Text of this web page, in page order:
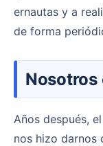
ernautas y a
de forma
Años después, el conflicto entre el ideal y la realidad
nos hizo darnos